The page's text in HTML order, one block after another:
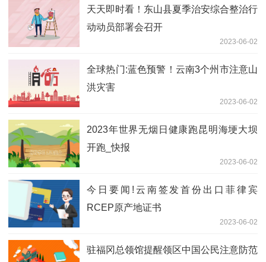
天天即时看！东山县夏季治安综合整治行
动动员部署会召开
2023-06-02
全球热门:蓝色预警！云南3个州市注意山
洪灾害
2023-06-02
2023年世界无烟日健康跑昆明海埂大坝
开跑_快报
2023-06-02
今日要闻!云南签发首份出口菲律宾
RCEP原产地证书
2023-06-02
驻福冈总领馆提醒领区中国公民注意防范